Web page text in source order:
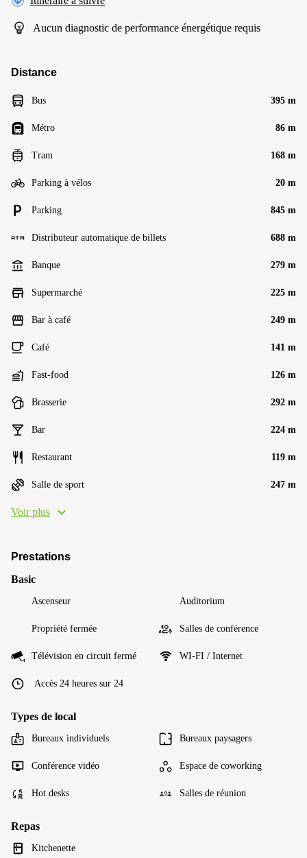
Aucun diagnostic de performance énergétique requis
Distance
Bus 395 m
Métro 86 m
Tram 168 m
Parking à vélos 20 m
Parking 845 m
Distributeur automatique de billets 688 m
Banque 279 m
Supermarché 225 m
Bar à café 249 m
Café 141 m
Fast-food 126 m
Brasserie 292 m
Bar 224 m
Restaurant 119 m
Salle de sport 247 m
Voir plus
Prestations
Basic
Ascenseur Auditorium
Propriété fermée Salles de conférence
Télévision en circuit fermé WI-FI / Internet
Accès 24 heures sur 24
Types de local
Bureaux individuels Bureaux paysagers
Conférence vidéo Espace de coworking
Hot desks Salles de réunion
Repas
Kitchenette